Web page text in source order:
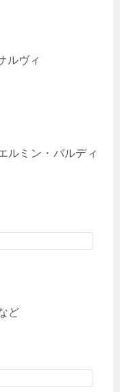
ルヴィ
ルミン・バルディ
ど